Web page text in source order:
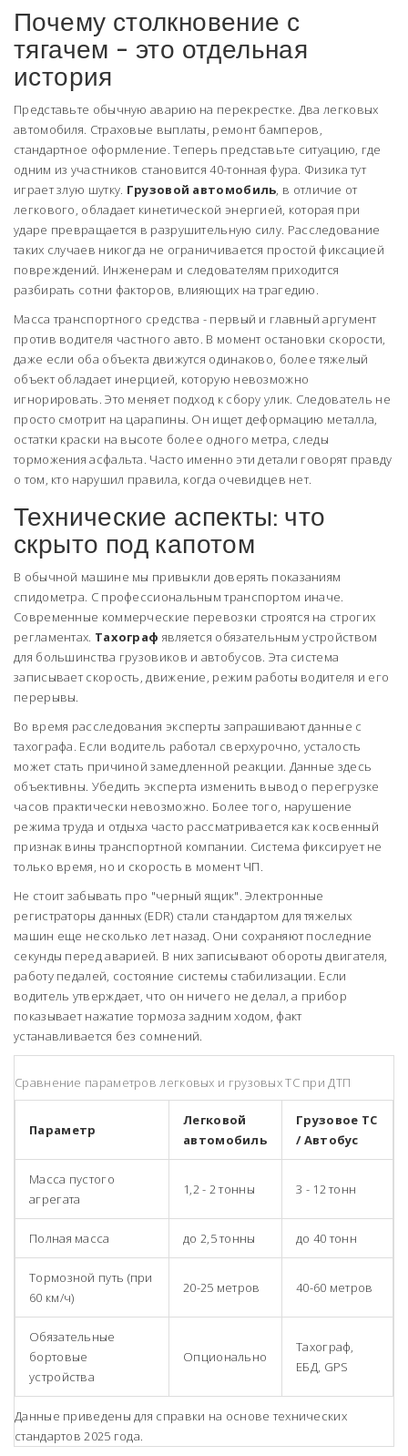
Почему столкновение с
тягачем - это отдельная
история
Представьте обычную аварию на перекрестке. Два легковых
автомобиля. Страховые выплаты, ремонт бамперов,
стандартное оформление. Теперь представьте ситуацию, где
одним из участников становится 40-тонная фура. Физика тут
играет злую шутку. Грузовой автомобиль, в отличие от
легкового, обладает кинетической энергией, которая при
ударе превращается в разрушительную силу. Расследование
таких случаев никогда не ограничивается простой фиксацией
повреждений. Инженерам и следователям приходится
разбирать сотни факторов, влияющих на трагедию.
Масса транспортного средства - первый и главный аргумент
против водителя частного авто. В момент остановки скорости,
даже если оба объекта движутся одинаково, более тяжелый
объект обладает инерцией, которую невозможно
игнорировать. Это меняет подход к сбору улик. Следователь не
просто смотрит на царапины. Он ищет деформацию металла,
остатки краски на высоте более одного метра, следы
торможения асфальта. Часто именно эти детали говорят правду
о том, кто нарушил правила, когда очевидцев нет.
Технические аспекты: что
скрыто под капотом
В обычной машине мы привыкли доверять показаниям
спидометра. С профессиональным транспортом иначе.
Современные коммерческие перевозки строятся на строгих
регламентах. Тахограф является обязательным устройством
для большинства грузовиков и автобусов. Эта система
записывает скорость, движение, режим работы водителя и его
перерывы.
Во время расследования эксперты запрашивают данные с
тахографа. Если водитель работал сверхурочно, усталость
может стать причиной замедленной реакции. Данные здесь
объективны. Убедить эксперта изменить вывод о перегрузке
часов практически невозможно. Более того, нарушение
режима труда и отдыха часто рассматривается как косвенный
признак вины транспортной компании. Система фиксирует не
только время, но и скорость в момент ЧП.
Не стоит забывать про "черный ящик". Электронные
регистраторы данных (EDR) стали стандартом для тяжелых
машин еще несколько лет назад. Они сохраняют последние
секунды перед аварией. В них записывают обороты двигателя,
работу педалей, состояние системы стабилизации. Если
водитель утверждает, что он ничего не делал, а прибор
показывает нажатие тормоза задним ходом, факт
устанавливается без сомнений.
Сравнение параметров легковых и грузовых ТС при ДТП
Параметр
Легковой
автомобиль
Грузовое ТС
/ Автобус
Масса пустого
агрегата
1,2 - 2 тонны 3 - 12 тонн
Полная масса до 2,5 тонны до 40 тонн
Тормозной путь (при
60 км/ч)
20-25 метров 40-60 метров
Обязательные
бортовые
устройства
Опционально
Тахограф,
ЕБД, GPS
Данные приведены для справки на основе технических
стандартов 2025 года.